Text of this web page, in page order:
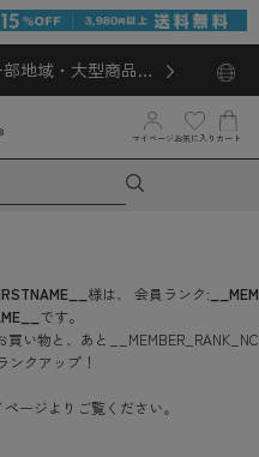
地域・大型商品対
マイページ お気に入り カート
様は、 会員ランク: __MEM
です。
買い物と、あと
__MEMBER_RANK_NC
ンクアップ！
ージよりご覧ください。